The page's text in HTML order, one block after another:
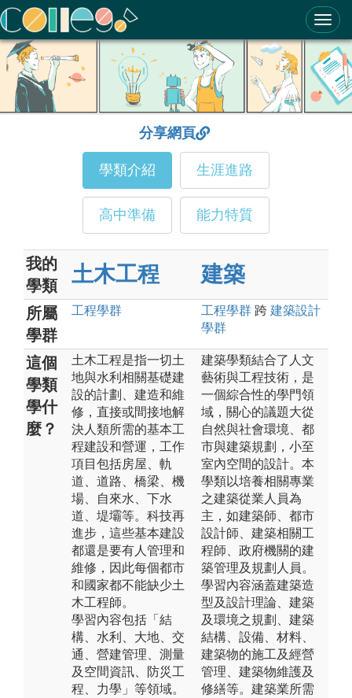
ColleGo! 大學選才與高中育才輔助系統
分享網頁
學類介紹 生涯進路
高中準備 能力特質
我的
學類
土木工程 建築
所屬
學群
工程學群 工程學群 跨 建築設計
學群
這個
學類
學什
麼？
土木工程是指一切土
地與水利相關基礎建
設的計劃、建造和維
修，直接或間接地解
決人類所需的基本工
程建設和營運，工作
項目包括房屋、軌
道、道路、橋梁、機
場、自來水、下水
道、堤壩等。科技再
進步，這些基本建設
都還是要有人管理和
維修，因此每個都市
和國家都不能缺少土
木工程師。
學習內容包括「結
構、水利、大地、交
通、營建管理、測量
及空間資訊、防災工
程、力學」等領域。
建築學類結合了人文
藝術與工程技術，是
一個綜合性的學門領
域，關心的議題大從
自然與社會環境、都
市與建築規劃，小至
室內空間的設計。本
學類以培養相關專業
之建築從業人員為
主，如建築師、都市
設計師、建築相關工
程師、政府機關的建
築管理及規劃人員。
學習內容涵蓋建築造
型及設計理論、建築
及環境之規劃、建築
結構、設備、材料、
建築物的施工及經營
管理、建築物維護及
修繕等。建築業所需